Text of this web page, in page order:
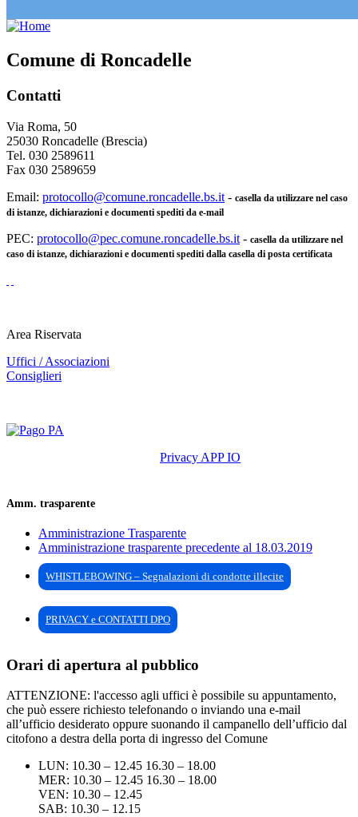
Comune di Roncadelle
Contatti
Via Roma, 50
25030 Roncadelle (Brescia)
Tel. 030 2589611
Fax 030 2589659
Email: protocollo@comune.roncadelle.bs.it - casella da utilizzare nel caso
di istanze, dichiarazioni e documenti spediti da e-mail
PEC: protocollo@pec.comune.roncadelle.bs.it - casella da utilizzare nel
caso di istanze, dichiarazioni e documenti spediti dalla casella di posta certificata
Area Riservata
Uffici / Associazioni
Consiglieri
Privacy APP IO
Amm. trasparente
Amministrazione Trasparente
Amministrazione trasparente precedente al 18.03.2019
WHISTLEBOWING – Segnalazioni di condotte illecite
PRIVACY e CONTATTI DPO
Orari di apertura al pubblico
ATTENZIONE: l'accesso agli uffici è possibile su appuntamento,
che può essere richiesto telefonando o inviando una e-mail
all’ufficio desiderato oppure suonando il campanello dell’ufficio dal
citofono a destra della porta di ingresso del Comune
LUN: 10.30 – 12.45 16.30 – 18.00
MER: 10.30 – 12.45 16.30 – 18.00
VEN: 10.30 – 12.45
SAB: 10.30 – 12.15